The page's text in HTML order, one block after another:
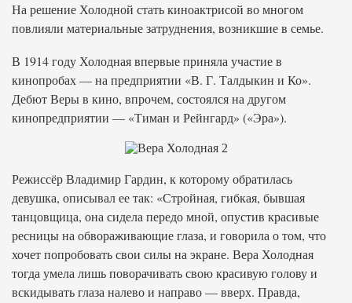
На решение Холодной стать киноактрисой во многом
повлияли материальные затруднения, возникшие в семье.
В 1914 году Холодная впервые приняла участие в
кинопробах — на предприятии «В. Г. Талдыкин и Ко».
Дебют Веры в кино, впрочем, состоялся на другом
кинопредприятии — «Тиман и Рейнгард» («Эра»).
Режиссёр Владимир Гардин, к которому обратилась
девушка, описывал ее так: «Стройная, гибкая, бывшая
танцовщица, она сидела передо мной, опустив красивые
ресницы на обвораживающие глаза, и говорила о том, что
хочет попробовать свои силы на экране. Вера Холодная
тогда умела лишь поворачивать свою красивую голову и
вскидывать глаза налево и направо — вверх. Правда,